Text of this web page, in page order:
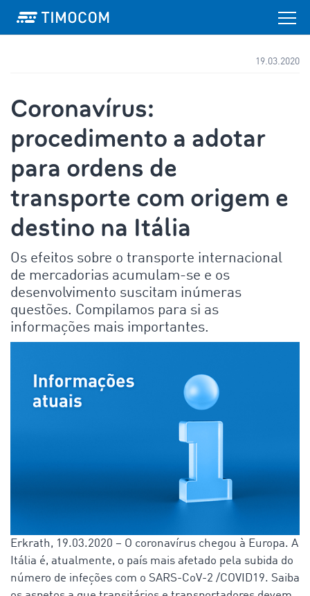
19.03.2020
Coronavírus:
procedimento a adotar
para ordens de
transporte com origem e
destino na Itália
Os efeitos sobre o transporte internacional
de mercadorias acumulam-se e os
desenvolvimento suscitam inúmeras
questões. Compilamos para si as
informações mais importantes.
Erkrath, 19.03.2020 – O coronavírus chegou à Europa. A
Itália é, atualmente, o país mais afetado pela subida do
número de infeções com o SARS-CoV-2 /COVID19. Saiba